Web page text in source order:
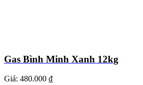
Gas Bình Minh Xanh 12kg
Giá: 480.000 ₫